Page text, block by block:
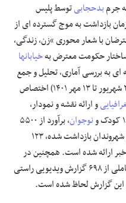
بدحجابیتوسط پلیس
بازداشت به موج گسترده ای از
با شعار محوری “زن، زندگی،
ساختار حکومت معترض بهخیابانها
با انتشار گزارشی ۲۱۵ صفحه ای به بررسی آماری، تحلیل و جمع
بندی از بیست روز نخست اعتراضات (۲۶ شهریور تا ۱۳ مهر ۱۴۰۱) اختصاص
و ارائه نقشه و نمودار،
نوجوان
، برآورد از ۵۵۰۰
بازداشت شده به همراه هویت ۵۶۳ تن از شهروندان بازداشت شده، ۱۲۳
عرصه خبر ارائه شده است. همچنین در
کنار بخش های متعدد دیگر، مجموعه کاملی از ۶۹۸ گزارش ویدیویی راستی
این گزارش لحاظ شده است.